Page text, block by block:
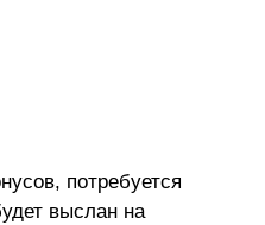
потребуется
выслан на